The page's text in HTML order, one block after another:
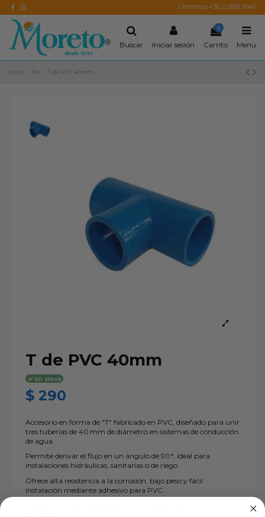
Llamenos +56 2 2881 3845
Buscar Iniciar sesión
0
Carrito Menu
Inicio Pvc T de PVC 40mm
T de PVC 40mm
En stock
$ 290
Accesorio en forma de "T" fabricado en PVC, diseñado para unir
tres tuberías de 40 mm de diámetro en sistemas de conducción
de agua.
Permite derivar el flujo en un ángulo de 90°, ideal para
instalaciones hidráulicas, sanitarias o de riego.
Ofrece alta resistencia a la corrosión, bajo peso y fácil
instalación mediante adhesivo para PVC.